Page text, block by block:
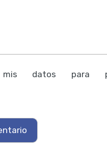
mis datos para